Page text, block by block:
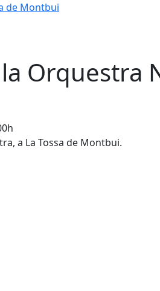
de Montbui
Orquestra
a La Tossa de Montbui.